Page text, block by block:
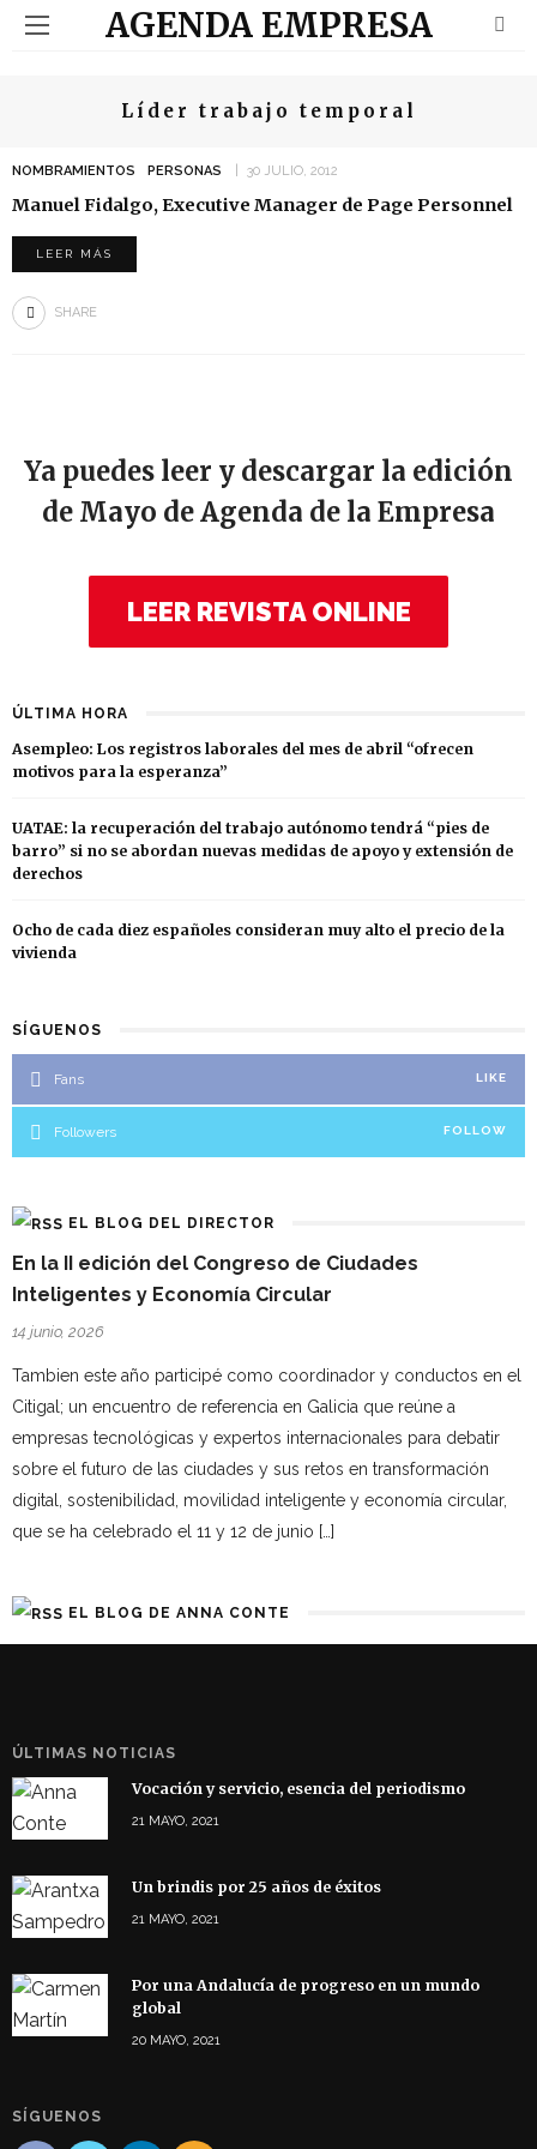
AGENDA EMPRESA
Líder trabajo temporal
NOMBRAMIENTOS PERSONAS 30 JULIO, 2012
Manuel Fidalgo, Executive Manager de Page Personnel
LEER MÁS
SHARE
Ya puedes leer y descargar la edición
de Mayo de Agenda de la Empresa
LEER REVISTA ONLINE
ÚLTIMA HORA
Asempleo: Los registros laborales del mes de abril “ofrecen
motivos para la esperanza”
UATAE: la recuperación del trabajo autónomo tendrá “pies de
barro” si no se abordan nuevas medidas de apoyo y extensión de
derechos
Ocho de cada diez españoles consideran muy alto el precio de la
vivienda
SÍGUENOS
Fans LIKE
Followers FOLLOW
EL BLOG DEL DIRECTOR
En la II edición del Congreso de Ciudades
Inteligentes y Economía Circular
14 junio, 2026
Tambien este año participé como coordinador y conductos en el
Citigal; un encuentro de referencia en Galicia que reúne a
empresas tecnológicas y expertos internacionales para debatir
sobre el futuro de las ciudades y sus retos en transformación
digital, sostenibilidad, movilidad inteligente y economía circular,
que se ha celebrado el 11 y 12 de junio […]
EL BLOG DE ANNA CONTE
ÚLTIMAS NOTICIAS
Vocación y servicio, esencia del periodismo
21 MAYO, 2021
Un brindis por 25 años de éxitos
21 MAYO, 2021
Por una Andalucía de progreso en un mundo
global
20 MAYO, 2021
SÍGUENOS